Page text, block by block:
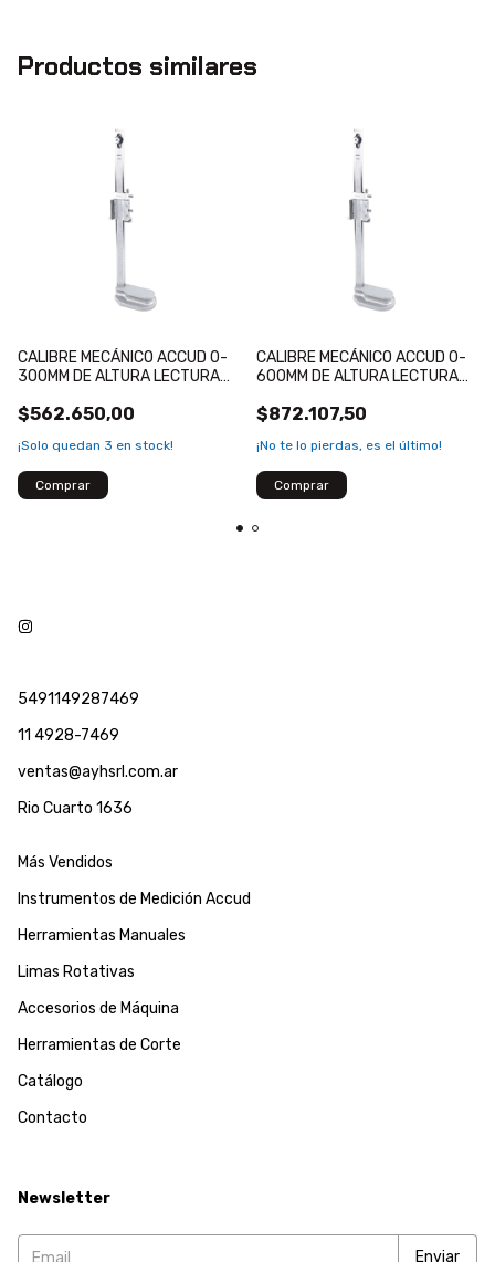
Productos similares
CALIBRE MECÁNICO ACCUD 0-
300MM DE ALTURA LECTURA
$562.650,00
¡Solo quedan 3 en stock!
CALIBRE MECÁNICO ACCUD 0-
600MM DE ALTURA LECTURA
$872.107,50
¡No te lo pierdas, es el último!
5491149287469
11 4928-7469
ventas@ayhsrl.com.ar
Rio Cuarto 1636
Más Vendidos
Instrumentos de Medición Accud
Herramientas Manuales
Limas Rotativas
Accesorios de Máquina
Herramientas de Corte
Catálogo
Contacto
Newsletter